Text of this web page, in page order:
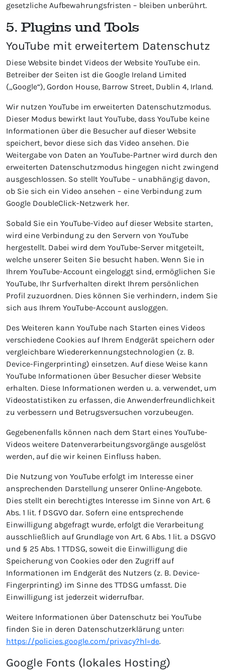
gesetzliche Aufbewahrungsfristen – bleiben unberührt.
5. Plugins und Tools
YouTube mit erweitertem Datenschutz
Diese Website bindet Videos der Website YouTube ein.
Betreiber der Seiten ist die Google Ireland Limited
(„Google“), Gordon House, Barrow Street, Dublin 4, Irland.
Wir nutzen YouTube im erweiterten Datenschutzmodus.
Dieser Modus bewirkt laut YouTube, dass YouTube keine
Informationen über die Besucher auf dieser Website
speichert, bevor diese sich das Video ansehen. Die
Weitergabe von Daten an YouTube-Partner wird durch den
erweiterten Datenschutzmodus hingegen nicht zwingend
ausgeschlossen. So stellt YouTube – unabhängig davon,
ob Sie sich ein Video ansehen – eine Verbindung zum
Google DoubleClick-Netzwerk her.
Sobald Sie ein YouTube-Video auf dieser Website starten,
wird eine Verbindung zu den Servern von YouTube
hergestellt. Dabei wird dem YouTube-Server mitgeteilt,
welche unserer Seiten Sie besucht haben. Wenn Sie in
Ihrem YouTube-Account eingeloggt sind, ermöglichen Sie
YouTube, Ihr Surfverhalten direkt Ihrem persönlichen
Profil zuzuordnen. Dies können Sie verhindern, indem Sie
sich aus Ihrem YouTube-Account ausloggen.
Des Weiteren kann YouTube nach Starten eines Videos
verschiedene Cookies auf Ihrem Endgerät speichern oder
vergleichbare Wiedererkennungstechnologien (z. B.
Device-Fingerprinting) einsetzen. Auf diese Weise kann
YouTube Informationen über Besucher dieser Website
erhalten. Diese Informationen werden u. a. verwendet, um
Videostatistiken zu erfassen, die Anwenderfreundlichkeit
zu verbessern und Betrugsversuchen vorzubeugen.
Gegebenenfalls können nach dem Start eines YouTube-
Videos weitere Datenverarbeitungsvorgänge ausgelöst
werden, auf die wir keinen Einfluss haben.
Die Nutzung von YouTube erfolgt im Interesse einer
ansprechenden Darstellung unserer Online-Angebote.
Dies stellt ein berechtigtes Interesse im Sinne von Art. 6
Abs. 1 lit. f DSGVO dar. Sofern eine entsprechende
Einwilligung abgefragt wurde, erfolgt die Verarbeitung
ausschließlich auf Grundlage von Art. 6 Abs. 1 lit. a DSGVO
und § 25 Abs. 1 TTDSG, soweit die Einwilligung die
Speicherung von Cookies oder den Zugriff auf
Informationen im Endgerät des Nutzers (z. B. Device-
Fingerprinting) im Sinne des TTDSG umfasst. Die
Einwilligung ist jederzeit widerrufbar.
Weitere Informationen über Datenschutz bei YouTube
finden Sie in deren Datenschutzerklärung unter:
https://policies.google.com/privacy?hl=de.
Google Fonts (lokales Hosting)